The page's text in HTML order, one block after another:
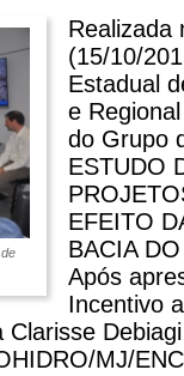
Realizada
(15/10/
Estadual
e
do Grupo
ESTUDO
EFEITO
BACIA
Após
Incentivo
MJ/